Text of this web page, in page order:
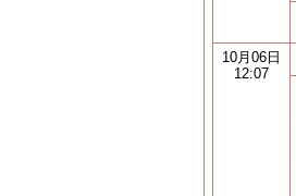
10月06日
12:07